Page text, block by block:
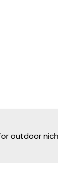
outdoor